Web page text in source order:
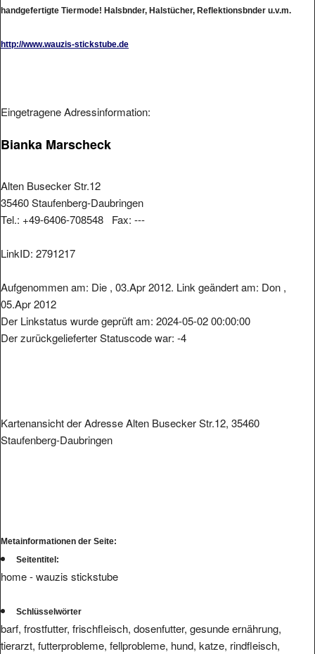
handgefertigte Tiermode! Halsbnder, Halstücher, Reflektionsbnder u.v.m.
http://www.wauzis-stickstube.de
Eingetragene Adressinformation:
Bianka Marscheck
Alten Busecker Str.12
35460 Staufenberg-Daubringen
Tel.: +49-6406-708548 Fax: ---
LinkID: 2791217
Aufgenommen am: Die , 03.Apr 2012. Link geändert am: Don ,
05.Apr 2012
Der Linkstatus wurde geprüft am: 2024-05-02 00:00:00
Der zurückgelieferter Statuscode war: -4
Kartenansicht der Adresse Alten Busecker Str.12, 35460
Staufenberg-Daubringen
Metainformationen der Seite:
Seitentitel:
home - wauzis stickstube
Schlüsselwörter
barf, frostfutter, frischfleisch, dosenfutter, gesunde ernährung,
tierarzt, futterprobleme, fellprobleme, hund, katze, rindfleisch,